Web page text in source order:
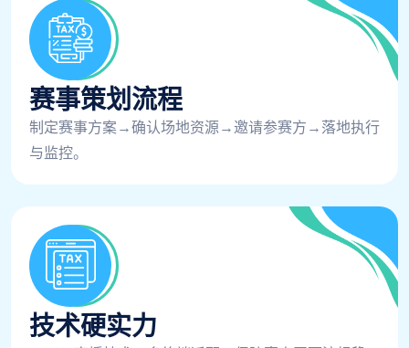
赛事策划流程
制定赛事方案→确认场地资源→邀请参赛方→落地执行
与监控。
技术硬实力